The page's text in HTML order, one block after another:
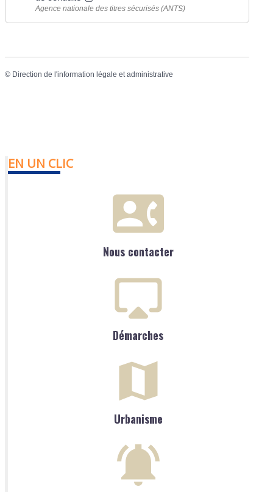
Agence nationale des titres sécurisés (ANTS)
© Direction de l'information légale et administrative
EN UN CLIC
Nous contacter
Démarches
Urbanisme